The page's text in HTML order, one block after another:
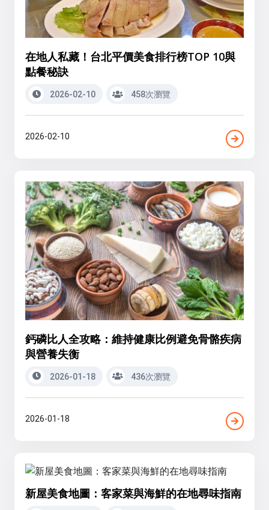
在地人私藏！台北平價美食排行榜TOP 10與
點餐秘訣
2026-02-10 458次瀏覽
2026-02-10
鈣磷比人全攻略：維持健康比例避免骨骼疾病
與營養失衡
2026-01-18 436次瀏覽
2026-01-18
新屋美食地圖：客家菜與海鮮的在地尋味指南